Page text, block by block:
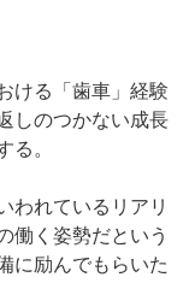
ける「歯車」経験
しのつかない成長
る。
われているリアリ
働く姿勢だという
に励んでもらいた